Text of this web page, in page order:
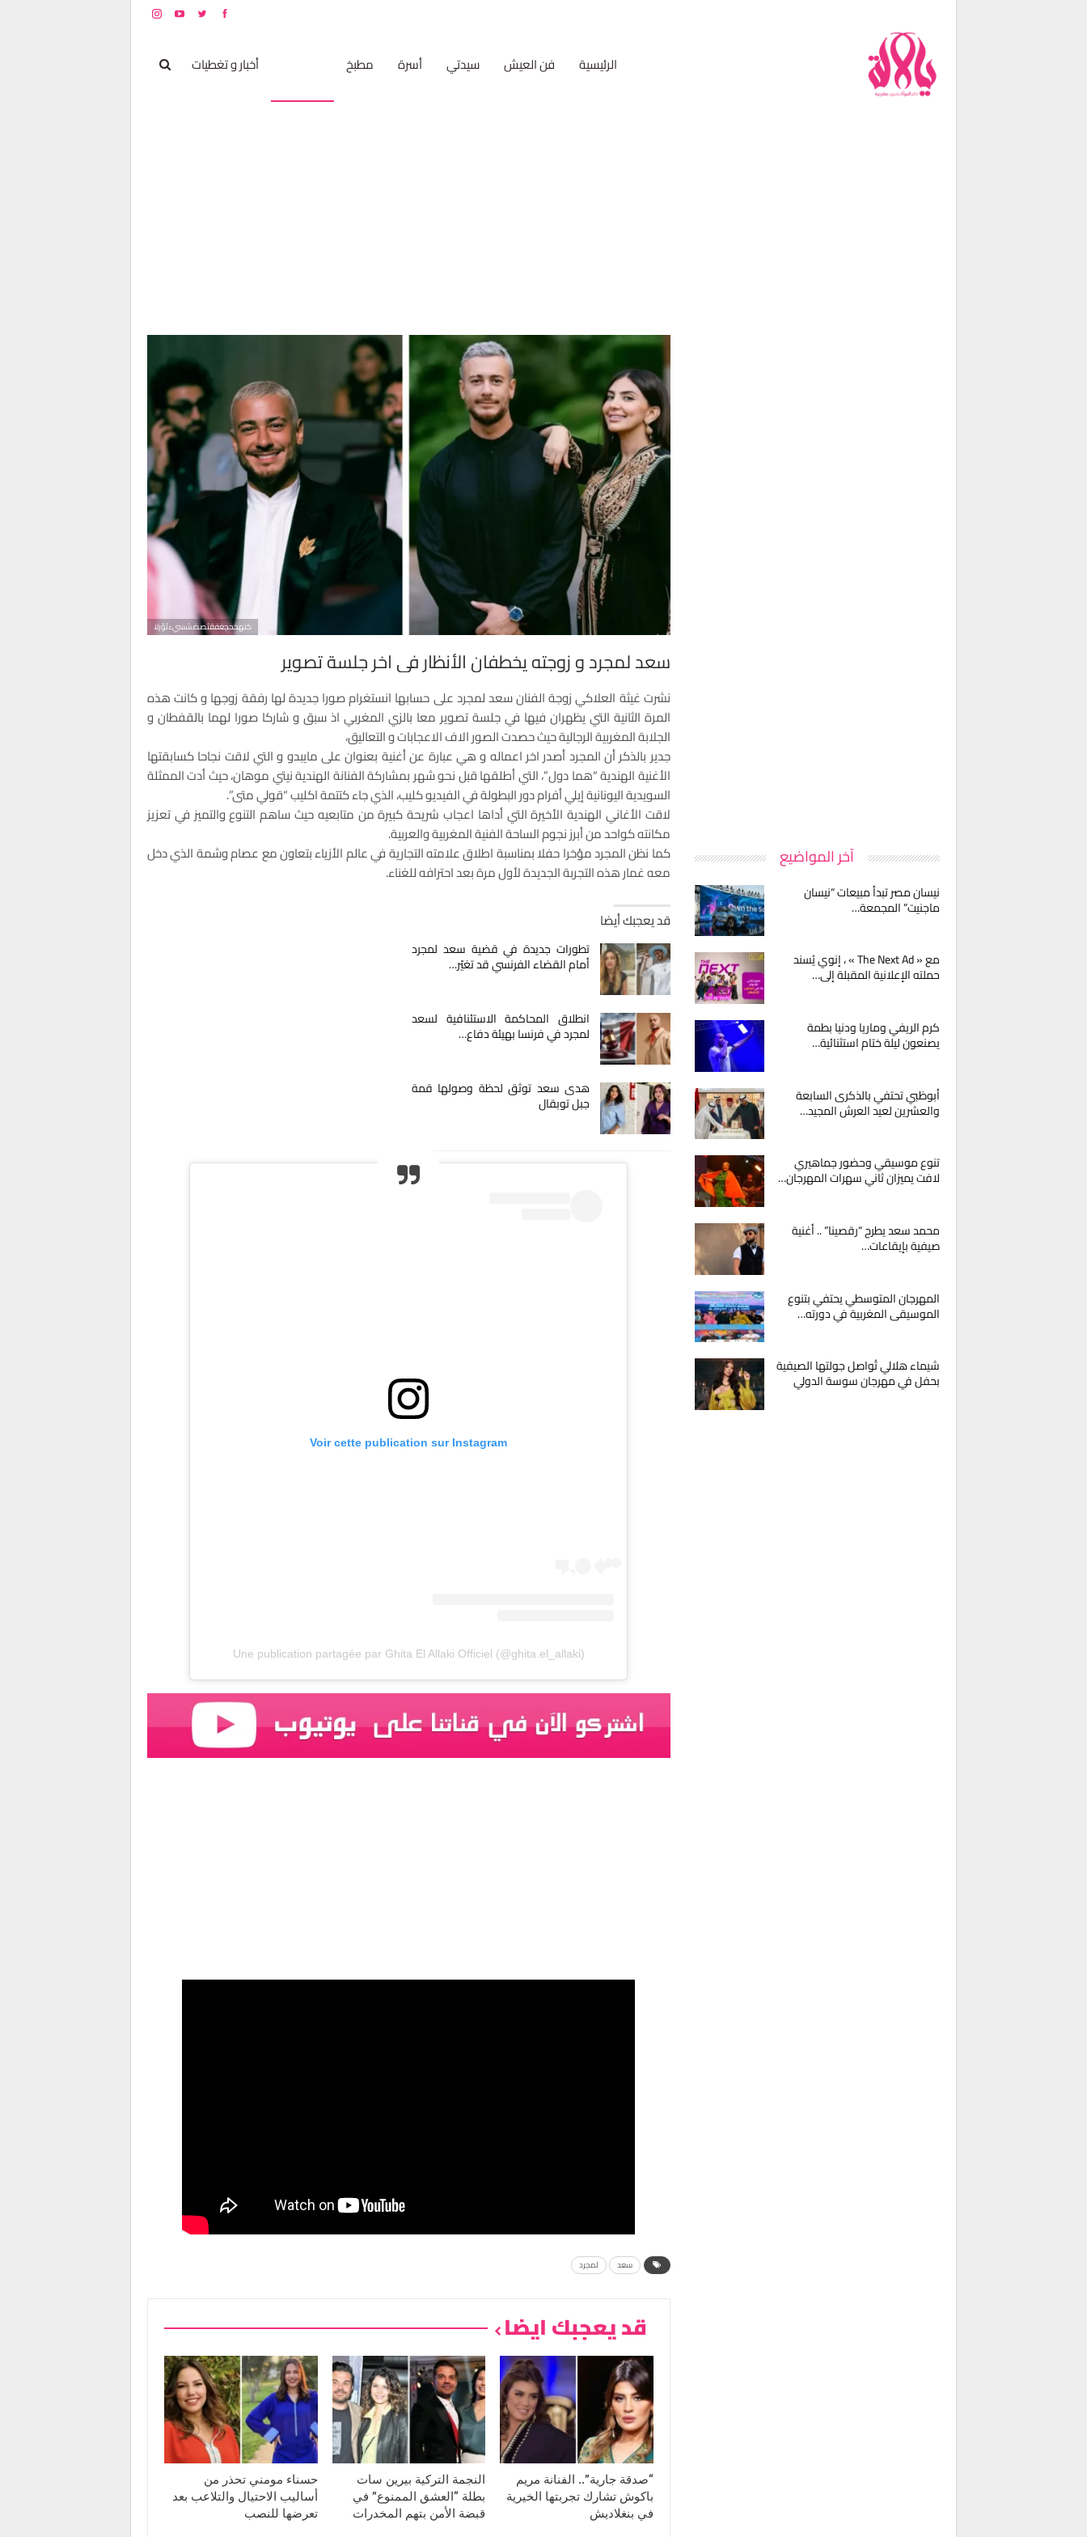
الرئيسية فن العيش سيدتي أسرة مطبخ أخبار و تغطيات
كنهخحجغفقثصضشسيءئؤرلا
سعد لمجرد و زوجته يخطفان الأنظار في اخر جلسة تصوير
نشرت غيثة العلاكي زوجة الفنان سعد لمجرد على حسابها انستغرام صورا جديدة لها رفقة زوجها و كانت هذه
المرة الثانية التي يظهران فيها في جلسة تصوير معا بالزي المغربي اذ سبق و شاركا صورا لهما بالقفطان و
الجلابة المغربية الرجالية حيث حصدت الصور الاف الاعجابات و التعاليق،
جدير بالذكر أن المجرد أصدر اخر اعماله و هي عبارة عن أغنية بعنوان على مايبدو و التي لاقت نجاحا كسابقتها
الأغنية الهندية “هما دول”، التي أطلقها قبل نحو شهر بمشاركة الفنانة الهندية نيتي موهان، حيث أدت الممثلة
السويدية اليونانية إيلي أفرام دور البطولة في الفيديو كليب، الذي جاء كتتمة اكليب “قولي متى”.
لاقت الأغاني الهندية الأخيرة التي أداها اعجاب شريحة كبيرة من متابعيه حيث ساهم التنوع والتميز في تعزيز
مكانته كواحد من أبرز نجوم الساحة الفنية المغربية والعربية.
كما نظن المجرد مؤخرا حفلا بمناسبة اطلاق علامته التجارية في عالم الأزياء بتعاون مع عصام وشمة الذي دخل
معه غمار هذه التجربة الجديدة لأول مرة بعد احترافه للغناء.
قد يعجبك أيضا
تطورات جديدة في قضية سعد لمجرد
أمام القضاء الفرنسي قد تغيّر…
انطلاق المحاكمة الاستئنافية لسعد
لمجرد في فرنسا بهيئة دفاع…
هدى سعد توثق لحظة وصولها قمة
جبل توبقال
Voir cette publication sur Instagram
Une publication partagée par Ghita El Allaki Officiel (@ghita.el_allaki)
سعد لمجرد
قد يعجبك ايضا
“صدقة جارية”.. الفنانة مريم
باكوش تشارك تجربتها الخيرية
في بنغلاديش
النجمة التركية بيرين سات
بطلة “العشق الممنوع” في
قبضة الأمن بتهم المخدرات
حسناء مومني تحذر من
أساليب الاحتيال والتلاعب بعد
تعرضها للنصب
آخر المواضيع
نيسان مصر تبدأ مبيعات “نيسان
ماجنيت” المجمعة…
مع « The Next Ad » ، إنوي يُسند
حملته الإعلانية المقبلة إلى…
كرم الريفي وماريا ودنيا بطمة
يصنعون ليلة ختام استثنائية…
أبوظبي تحتفي بالذكرى السابعة
والعشرين لعيد العرش المجيد…
تنوع موسيقي وحضور جماهيري
لافت يميزان ثاني سهرات المهرجان…
محمد سعد يطرح “رقصينا” .. أغنية
صيفية بإيقاعات…
المهرجان المتوسطي يحتفي بتنوع
الموسيقى المغربية في دورته…
شيماء هلالي تُواصل جولتها الصيفية
بحفل في مهرجان سوسة الدولي